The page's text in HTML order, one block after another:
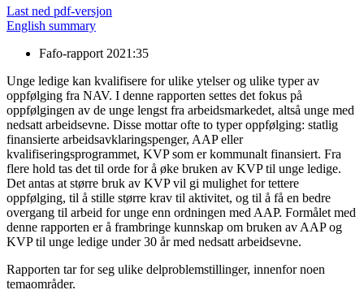
Last ned pdf-versjon
English summary
Fafo-rapport 2021:35
Unge ledige kan kvalifisere for ulike ytelser og ulike typer av
oppfølging fra NAV. I denne rapporten settes det fokus på
oppfølgingen av de unge lengst fra arbeidsmarkedet, altså unge med
nedsatt arbeidsevne. Disse mottar ofte to typer oppfølging: statlig
finansierte arbeidsavklaringspenger, AAP eller
kvalifiseringsprogrammet, KVP som er kommunalt finansiert. Fra
flere hold tas det til orde for å øke bruken av KVP til unge ledige.
Det antas at større bruk av KVP vil gi mulighet for tettere
oppfølging, til å stille større krav til aktivitet, og til å få en bedre
overgang til arbeid for unge enn ordningen med AAP. Formålet med
denne rapporten er å frambringe kunnskap om bruken av AAP og
KVP til unge ledige under 30 år med nedsatt arbeidsevne.
Rapporten tar for seg ulike delproblemstillinger, innenfor noen
temaområder.